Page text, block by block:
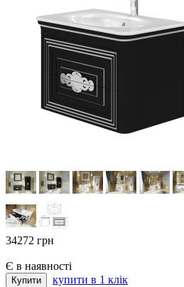
34272 грн
Є в наявності
купити в 1 клік